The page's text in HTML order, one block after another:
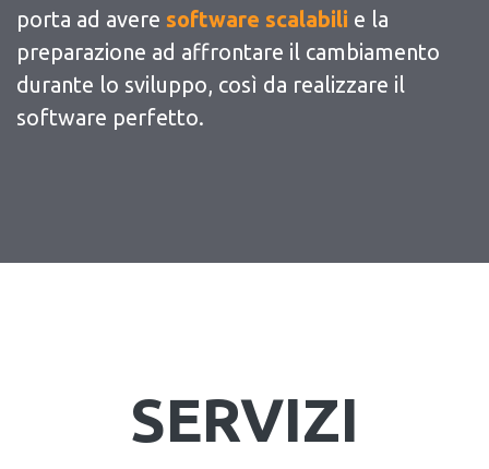
porta ad avere software scalabili e la
preparazione ad affrontare il cambiamento
durante lo sviluppo, così da realizzare il
software perfetto.
SERVIZI